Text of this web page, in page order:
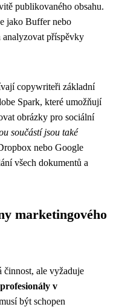
publikovaného obsahu.
jako Buffer nebo
příspěvky
copywriteři základní
Spark, které umožňují
obrázky pro sociální
součástí jsou také
nebo Google
všech dokumentů a
marketingového
ale vyžaduje
v
být schopen